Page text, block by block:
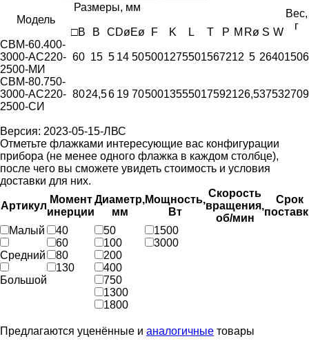
Модель
Размеры, мм
Вес,
г
□B B CDøEø F K L T P M Rø S W
СВМ-60.400-
3000-AC220-
2500-МИ
60 15 5 14 505001275501567212 5 26401506
СВМ-80.750-
3000-AC220-
2500-СИ
8024,56 19 7050013555017592126,537532709
Версия: 2023-05-15-ЛВС
Отметьте флажками интересующие вас конфигурации
прибора (не менее одного флажка в каждом столбце),
после чего вы сможете увидеть стоимость и условия
доставки для них.
Артикул
Момент
инерции
Диаметр,
мм
Мощность,
Вт
Скорость
вращения,
об/мин
Срок
Малый
Средний
Большой
40
60
80
130
50
100
200
400
750
1300
1800
1500
3000
Предлагаются уценённые и аналогичные товары